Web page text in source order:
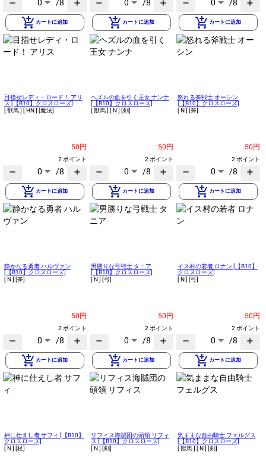
remove 0 /8 add
add_shopping_cart カートに追加
remove 0 /8 add
add_shopping_cart カートに追加
remove 0 /8 add
add_shopping_cart カートに追加
目指せレディ・ロード！ アリ
ス [【B10】クロスローズ]
[ 獣馬 ] [ HN ] [魔法]
50円
2 ポイント
remove 0 /8 add
add_shopping_cart カートに追加
ヘズルの血を引く王女 ナンナ
[【B10】クロスローズ]
[ 獣馬 ] [ N ] [剣]
50円
2 ポイント
remove 0 /8 add
add_shopping_cart カートに追加
怒れる斧戦士 オーシン
[【B10】クロスローズ]
[ N ] [斧]
50円
2 ポイント
remove 0 /8 add
add_shopping_cart カートに追加
静かなる勇者 ハルヴァン
[【B10】クロスローズ]
[ N ] [斧]
50円
2 ポイント
remove 0 /8 add
add_shopping_cart カートに追加
男勝りな弓戦士 タニア
[【B10】クロスローズ]
[ N ] [弓]
50円
2 ポイント
remove 0 /8 add
add_shopping_cart カートに追加
イス村の若者 ロナン [【B10】
クロスローズ]
[ N ] [弓]
50円
2 ポイント
remove 0 /8 add
add_shopping_cart カートに追加
神に仕えし者 サフィ [【B10】
クロスローズ]
[ N ] [杖]
リフィス海賊団の頭領 リフィ
ス [【B10】クロスローズ]
[ N ] [剣]
気ままな自由騎士 フェルグス
[【B10】クロスローズ]
[ 獣馬 ] [ N ] [剣]